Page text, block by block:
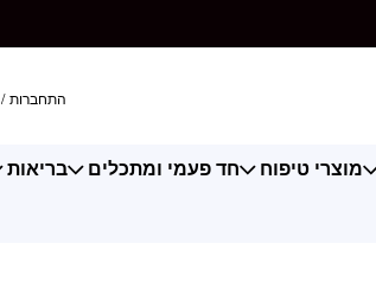
התחברות /
מוצרי טיפוח חד פעמי ומתכלים בריאות